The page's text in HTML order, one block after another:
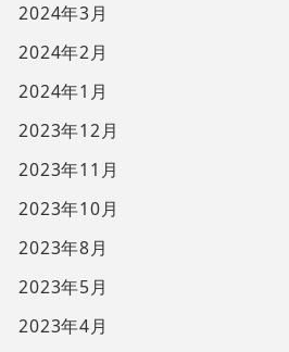
2024年3月
2024年2月
2024年1月
2023年12月
2023年11月
2023年10月
2023年8月
2023年5月
2023年4月